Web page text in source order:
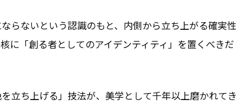
らないという認識のもと、内側から立ち上がる確実性
に「創る者としてのアイデンティティ」を置くべきだ
立ち上げる」技法が、美学として千年以上磨かれてき